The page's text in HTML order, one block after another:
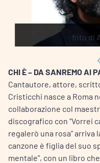
foto di
CHI È – DA SANREMO AI
Cantautore, attore,
Cristicchi nasce a Roma
collaborazione col
discografico con “Vorrei
regalerò una rosa” arriva
canzone è figlia del suo
mentale”, con un libro